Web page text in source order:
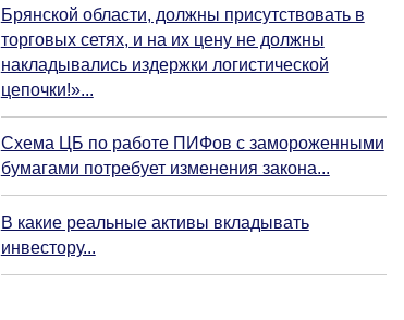
Брянской области, должны присутствовать в
торговых сетях, и на их цену не должны
накладывались издержки логистической
цепочки!»...
Схема ЦБ по работе ПИФов с замороженными
бумагами потребует изменения закона...
В какие реальные активы вкладывать
инвестору...